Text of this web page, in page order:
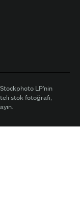
LP'nin
stok fotoğrafı,